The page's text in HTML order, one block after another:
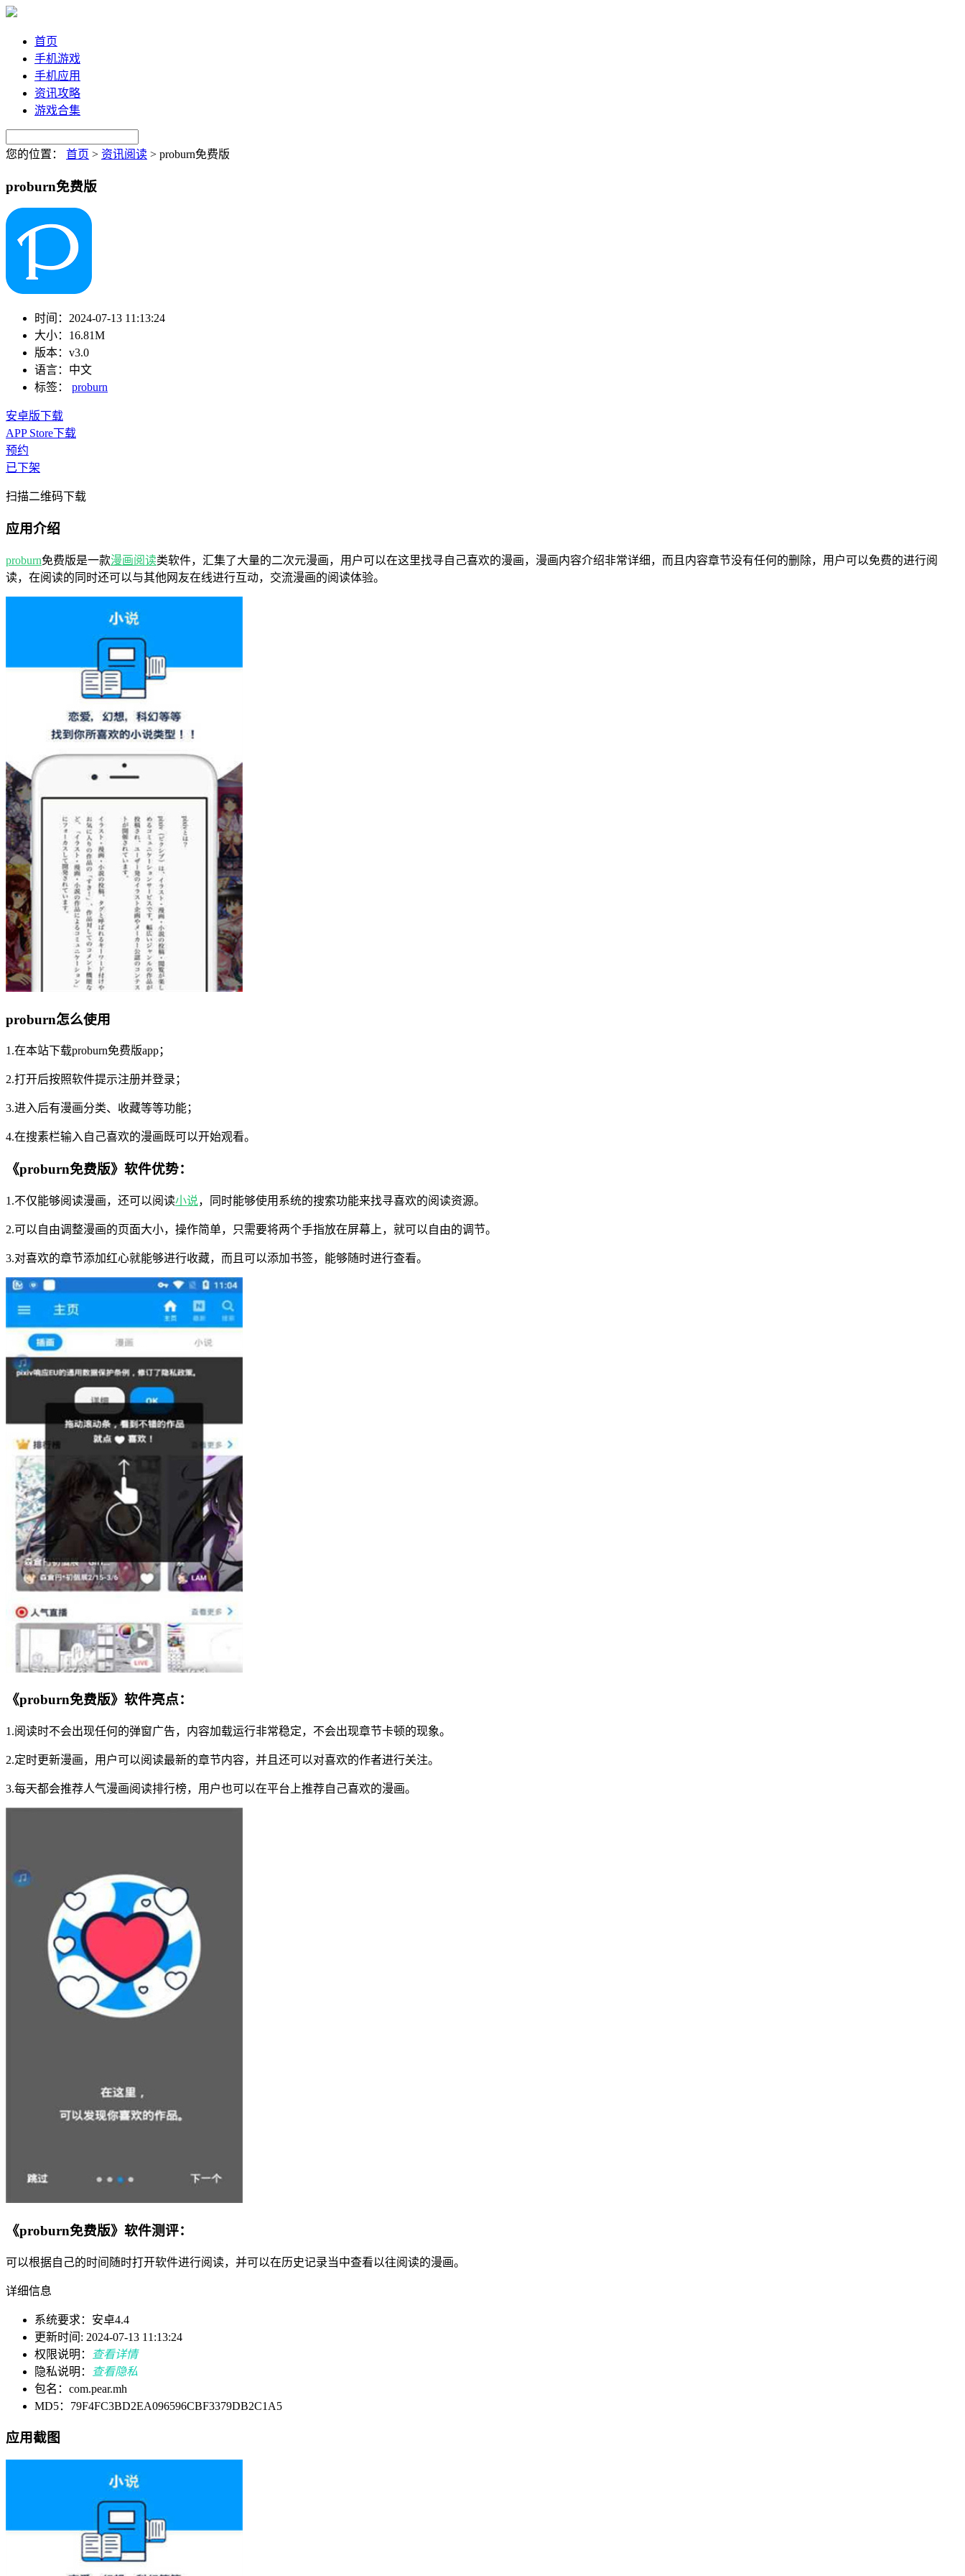
首页
手机游戏
手机应用
资讯攻略
游戏合集
您的位置： 首页 > 资讯阅读 > proburn免费版
proburn免费版
时间： 2024-07-13 11:13:24
大小： 16.81M
版本： v3.0
语言： 中文
标签：
proburn
安卓版下载
APP Store下载
预约
已下架
扫描二维码下载
应用介绍
proburn免费版是一款漫画阅读类软件，汇集了大量的二次元漫画，用户可以在这里找寻自己喜欢的漫画，漫画内容介绍非常详细，而且内容章节没有任何的删除，用户可以免费的进行阅
读，在阅读的同时还可以与其他网友在线进行互动，交流漫画的阅读体验。
proburn怎么使用
1.在本站下载proburn免费版app；
2.打开后按照软件提示注册并登录；
3.进入后有漫画分类、收藏等等功能；
4.在搜素栏输入自己喜欢的漫画既可以开始观看。
《proburn免费版》软件优势：
1.不仅能够阅读漫画，还可以阅读小说，同时能够使用系统的搜索功能来找寻喜欢的阅读资源。
2.可以自由调整漫画的页面大小，操作简单，只需要将两个手指放在屏幕上，就可以自由的调节。
3.对喜欢的章节添加红心就能够进行收藏，而且可以添加书签，能够随时进行查看。
《proburn免费版》软件亮点：
1.阅读时不会出现任何的弹窗广告，内容加载运行非常稳定，不会出现章节卡顿的现象。
2.定时更新漫画，用户可以阅读最新的章节内容，并且还可以对喜欢的作者进行关注。
3.每天都会推荐人气漫画阅读排行榜，用户也可以在平台上推荐自己喜欢的漫画。
《proburn免费版》软件测评：
可以根据自己的时间随时打开软件进行阅读，并可以在历史记录当中查看以往阅读的漫画。
详细信息
系统要求：安卓4.4
更新时间: 2024-07-13 11:13:24
权限说明：
查看详情
隐私说明：
查看隐私
包名：com.pear.mh
MD5：79F4FC3BD2EA096596CBF3379DB2C1A5
应用截图